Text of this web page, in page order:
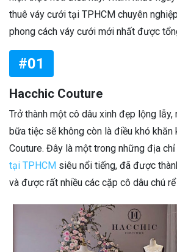
thuê váy cưới tại TPHCM chuyên
phong cách váy cưới mới nhất được
#01
Hacchic Couture
Trở thành một cô dâu xinh đẹp lộng
bữa tiệc sẽ không còn là điều khó khăn
Couture. Đây là một trong những địa chỉ
tại TPHCM siêu nổi tiếng, đã được
và được rất nhiều các cặp cô dâu chú